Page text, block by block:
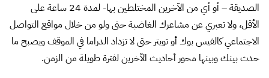
الصديقة – أو أي من الآخرين المختلطين بها- لمدة 24 ساعة على
الأقل، ولا تعبري عن مشاعرك الغاضبة حتى ولو من خلال مواقع التواصل
الاجتماعي كالفيس بوك أو تويتر حتى لا تزداد الدراما في الموقف ويصبح ما
حدث بينك وبينها محور أحاديث الآخرين لفترة طويلة من الزمن.